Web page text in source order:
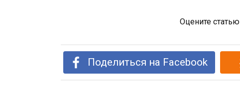
Оцените статью
Поделиться на Facebook